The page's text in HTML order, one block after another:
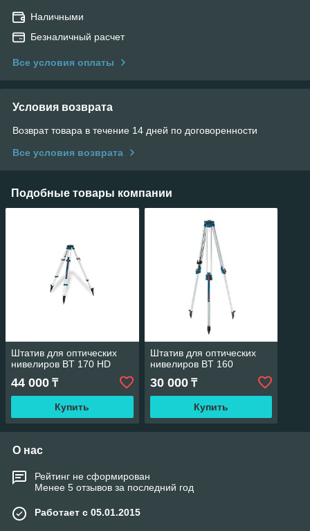
Наличными
Безналичный расчет
Все условия оплаты
Условия возврата
Возврат товара в течение 14 дней по договоренности
Все условия возврата
Подобные товары компании
Штатив для оптических
нивелиров BT 170 HD
44 000 ₸
Купить
Штатив для оптических
нивелиров BT 160
30 000₸
Купить
О нас
Рейтинг не сформирован
Менее 5 отзывов за последний год
Работает с 05.01.2015